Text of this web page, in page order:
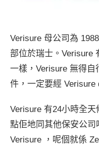
Verisure 母公司為
部位於瑞士。Verisure
一樣，Verisure 無得
件，一定要經 Verisure
Verisure 有24小時全
點佢地同其他保安公司
Verisure ，呢個就係